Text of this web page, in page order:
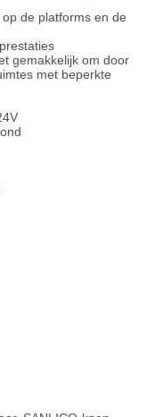
de platforms en de
gemakkelijk om door
met beperkte